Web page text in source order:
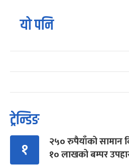
यो पनि
ट्रेन्डिङ
१
२५० रुपैयाँको सामान
१० लाखको बम्पर